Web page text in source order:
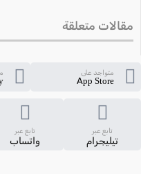
مقالات متعلقة
متواجد على
App Store
تابع عبر
تيليجرام
تابع عبر
واتساب